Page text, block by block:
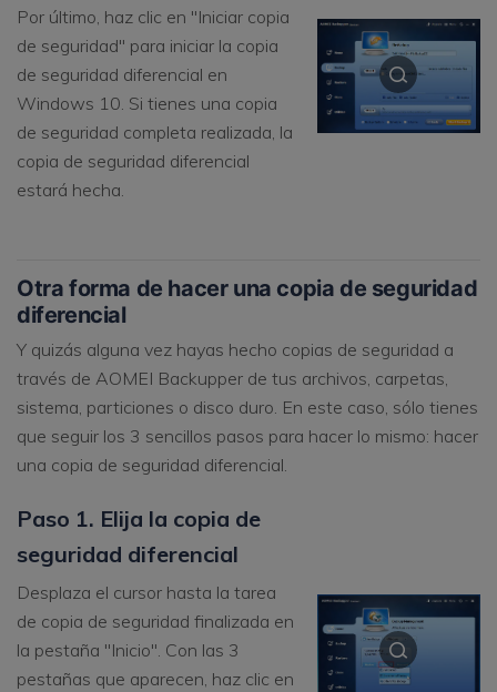
Por último, haz clic en "Iniciar copia
de seguridad" para iniciar la copia
de seguridad diferencial en
Windows 10. Si tienes una copia
de seguridad completa realizada, la
copia de seguridad diferencial
estará hecha.
Otra forma de hacer una copia de seguridad
diferencial
Y quizás alguna vez hayas hecho copias de seguridad a
través de AOMEI Backupper de tus archivos, carpetas,
sistema, particiones o disco duro. En este caso, sólo tienes
que seguir los 3 sencillos pasos para hacer lo mismo: hacer
una copia de seguridad diferencial.
Paso 1. Elija la copia de
seguridad diferencial
Desplaza el cursor hasta la tarea
de copia de seguridad finalizada en
la pestaña "Inicio". Con las 3
pestañas que aparecen, haz clic en